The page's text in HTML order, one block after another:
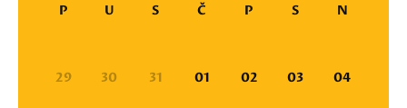
P U S Č P S N
29 30 31 01 02 03 04